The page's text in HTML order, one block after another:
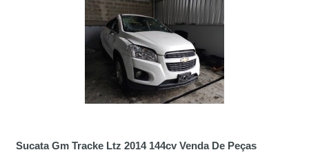
Sucata Gm Tracke Ltz 2014 144cv Venda De Peças